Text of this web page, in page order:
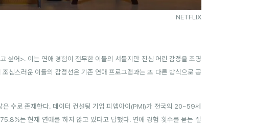
NETFLIX
싶어>. 이는 연애 경험이 전무한 이들의 서툴지만 진심 어린 감정을 조명
심스러운 이들의 감정선은 기존 연애 프로그램과는 또 다른 방식으로 공
은 수로 존재한다. 데이터 컨설팅 기업 피앰아이(PMI)가 전국의 20~59세
는 현재 연애를 하지 않고 있다고 답했다. 연애 경험 횟수를 묻는 질